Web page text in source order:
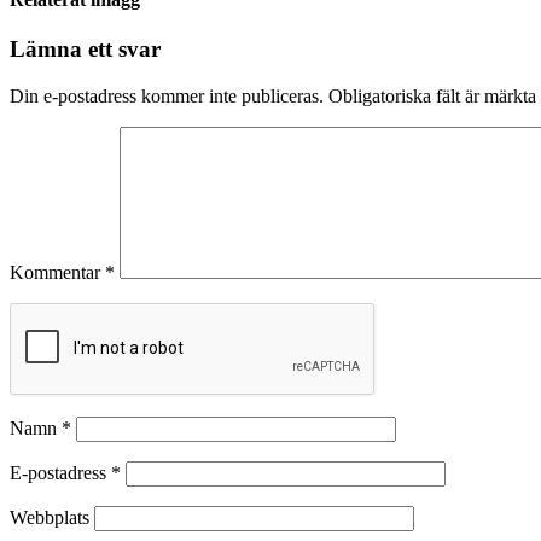
Lämna ett svar
Din e-postadress kommer inte publiceras. Obligatoriska fält är märkta
Kommentar *
Namn *
E-postadress *
Webbplats